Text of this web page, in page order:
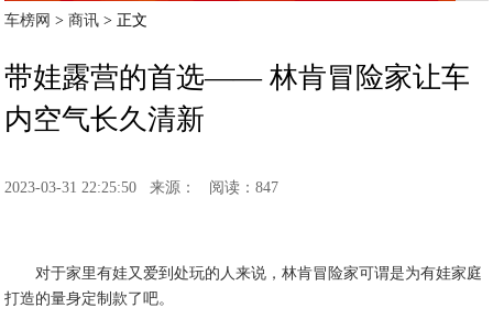
车榜网 >商讯 > 正文
带娃露营的首选—— 林肯冒险家让车
内空气长久清新
2023-03-31 22:25:50 来源： 阅读：847
对于家里有娃又爱到处玩的人来说，林肯冒险家可谓是为有娃家庭
打造的量身定制款了吧。